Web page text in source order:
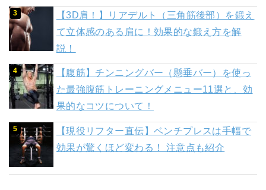
【3D肩！】リアデルト（三角筋後部）を鍛え
て立体感のある肩に！効果的な鍛え方を解
説！
【腹筋】チンニングバー（懸垂バー）を使っ
た最強腹筋トレーニングメニュー11選と、効
果的なコツについて！
【現役リフター直伝】ベンチプレスは手幅で
効果が驚くほど変わる！ 注意点も紹介